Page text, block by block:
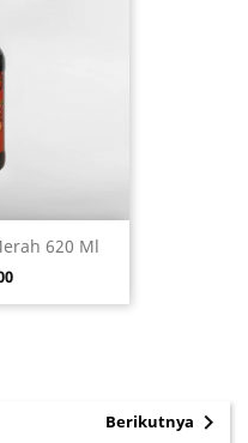
620 Ml
Berikutnya 